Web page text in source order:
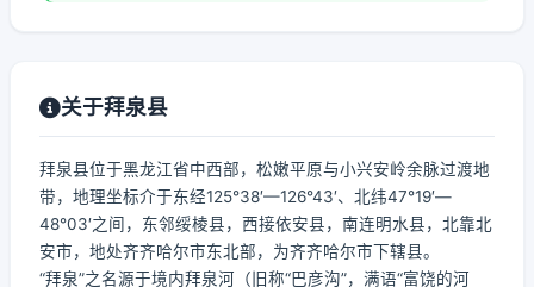
关于拜泉县
拜泉县位于黑龙江省中西部，松嫩平原与小兴安岭余脉过渡地
带，地理坐标介于东经125°38′—126°43′、北纬47°19′—
48°03′之间，东邻绥棱县，西接依安县，南连明水县，北靠北
安市，地处齐齐哈尔市东北部，为齐齐哈尔市下辖县。
“拜泉”之名源于境内拜泉河（旧称“巴彦沟”，满语“富饶的河